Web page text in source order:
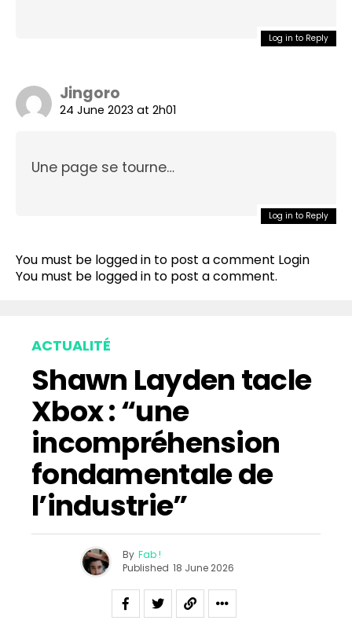
Log in to Reply
Jingoro
24 June 2023 at 2h01
Une page se tourne…
Log in to Reply
You must be logged in to post a comment Login
You must be logged in to post a comment.
ACTUALITÉ
Shawn Layden tacle
Xbox : “une
incompréhension
fondamentale de
l’industrie”
By Fab !
Published 18 June 2026